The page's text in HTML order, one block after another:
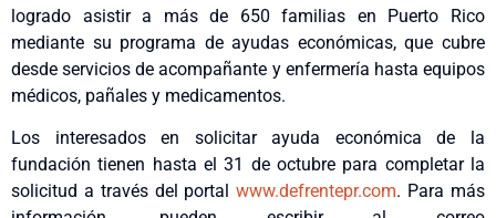
logrado asistir a más de 650 familias en Puerto Rico
mediante su programa de ayudas económicas, que cubre
desde servicios de acompañante y enfermería hasta equipos
médicos, pañales y medicamentos.
Los interesados en solicitar ayuda económica de la
fundación tienen hasta el 31 de octubre para completar la
solicitud a través del portalwww.defrentepr.com. Para más